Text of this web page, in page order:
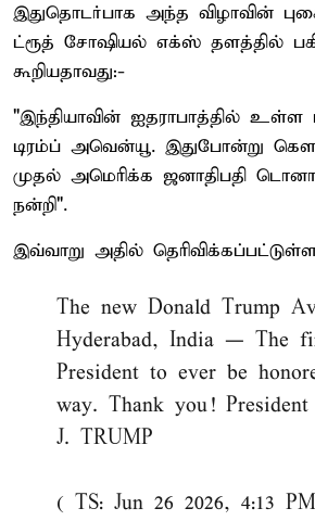
இதுதொடர்பாக அந்த விழாவின்
ட்ரூத் சோஷியல் எக்ஸ் தளத்தில்
கூறியதாவது:-
"இந்தியாவின் ஐதராபாத்தில் உள்ள
டிரம்ப் அவென்யூ. இதுபோன்று
முதல் அமெரிக்க ஜனாதிபதி
நன்றி".
இவ்வாறு அதில்
The new Donald Trump
Hyderabad, India — The
President to ever be
way. Thank you!
J. TRUMP
( TS: Jun 26 2026, 4:13